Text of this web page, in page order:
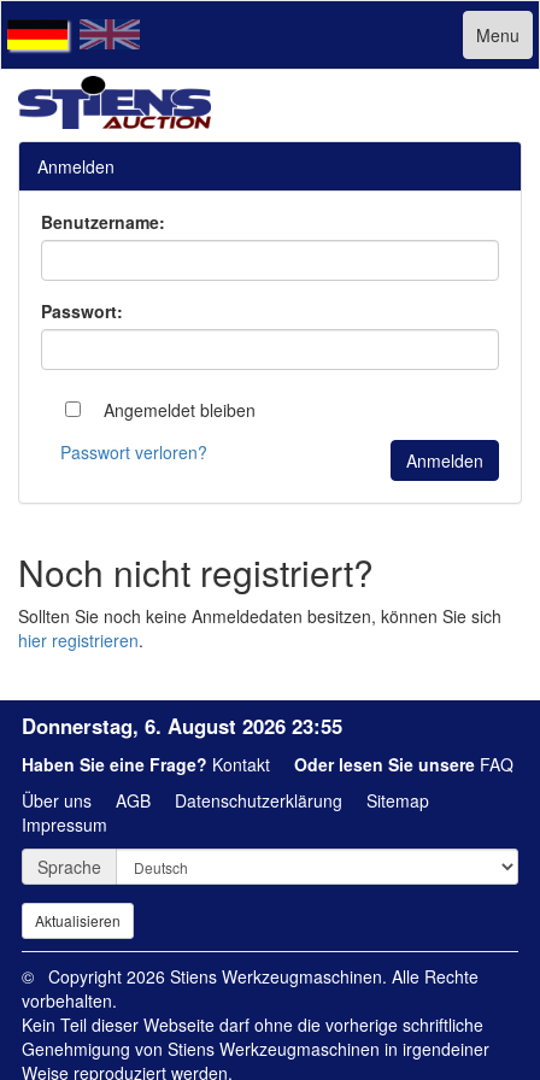
Menu
Anmelden
Benutzername:
Passwort:
Angemeldet bleiben
Passwort verloren?
Noch nicht registriert?
Sollten Sie noch keine Anmeldedaten besitzen, können Sie sich
hier registrieren.
Donnerstag, 6. August 2026 23:55
Haben Sie eine Frage? Kontakt Oder lesen Sie unsere FAQ
Über uns
AGB Datenschutzerklärung
Sitemap
Impressum
Sprache
© Copyright 2026 Stiens Werkzeugmaschinen. Alle Rechte
vorbehalten.
Kein Teil dieser Webseite darf ohne die vorherige schriftliche
Genehmigung von Stiens Werkzeugmaschinen in irgendeiner
Weise reproduziert werden.